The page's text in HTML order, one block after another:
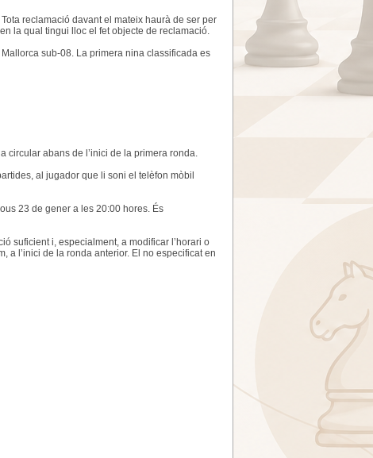
reclamació davant el mateix haurà de ser per
la qual tingui lloc el fet objecte de reclamació.
sub-08. La primera nina classificada es
circular abans de l’inici de la primera ronda.
al jugador que li soni el telèfon mòbil
23 de gener a les 20:00 hores. És
suficient i, especialment, a modificar l’horari o
a l’inici de la ronda anterior. El no especificat en